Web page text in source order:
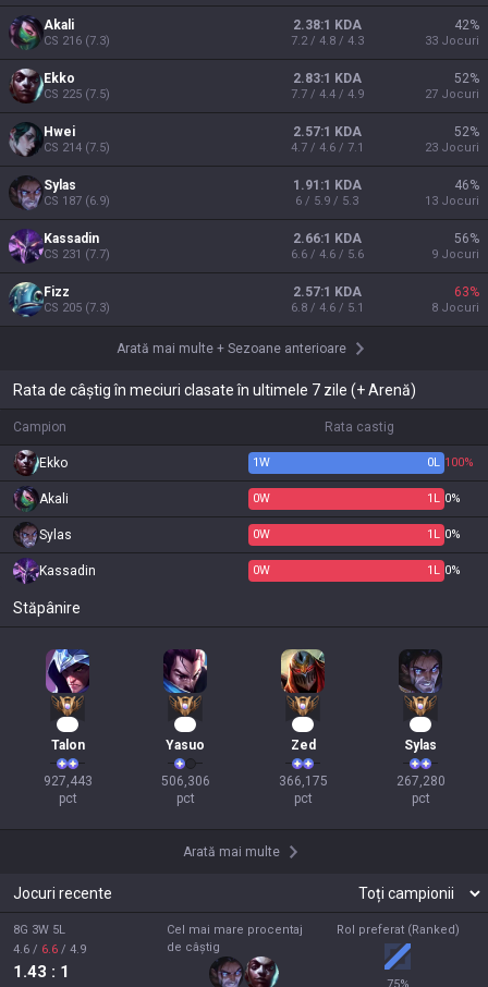
Akali
CS 216 (7.3)
2.38:1 KDA
7.2 / 4.8 / 4.3
42%
33 Jocuri
Ekko
CS 225 (7.5)
2.83:1 KDA
7.7 / 4.4 / 4.9
52%
27 Jocuri
Hwei
CS 214 (7.5)
2.57:1 KDA
4.7 / 4.6 / 7.1
52%
23 Jocuri
Sylas
CS 187 (6.9)
1.91:1 KDA
6 / 5.9 / 5.3
46%
13 Jocuri
Kassadin
CS 231 (7.7)
2.66:1 KDA
6.6 / 4.6 / 5.6
56%
9 Jocuri
Fizz
CS 205 (7.3)
2.57:1 KDA
6.8 / 4.6 / 5.1
63%
8 Jocuri
Arată mai multe+ Sezoane anterioare
Rata de câștig în meciuri clasate în ultimele 7 zile (+ Arenă)
Campion Rata castig
Ekko 1W 0L 100%
Akali 0W 1 L 0%
Sylas 0W 1 L 0%
Kassadin 0W 1 L 0%
Stăpânire
Talon
927,443
pct
Yasuo
506,306
pct
Zed
366,175
pct
Sylas
267,280
pct
Arată mai multe
Jocuri recente
8G 3W 5L
4.6 / 6.6 / 4.9
1.43 : 1
Cel mai mare procentaj
de câștig
Rol preferat (Ranked)